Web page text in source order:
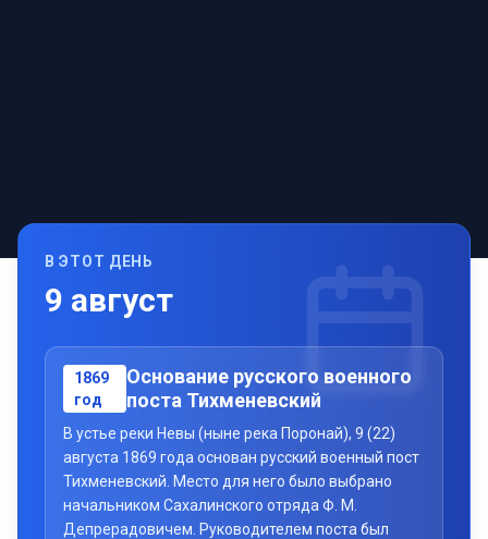
В ЭТОТ ДЕНЬ
9 август
1869
год
Основание русского военного
поста Тихменевский
В устье реки Невы (ныне река Поронай), 9 (22)
августа 1869 года основан русский военный пост
Тихменевский. Место для него было выбрано
начальником Сахалинского отряда Ф. М.
Депрерадовичем. Руководителем поста был